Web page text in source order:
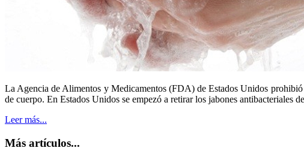
La Agencia de Alimentos y Medicamentos (FDA) de Estados Unidos
de cuerpo. En Estados Unidos se empezó a retirar los jabones antibacteriales
Leer más...
Más artículos...